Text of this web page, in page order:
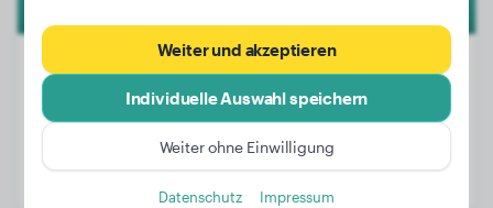
Gewicht:
30 kg
1 Jahr, 9 Monate
Weiter und akzeptieren
Individuelle Auswahl speichern
Weiter ohne Einwilligung
Datenschutz Impressum